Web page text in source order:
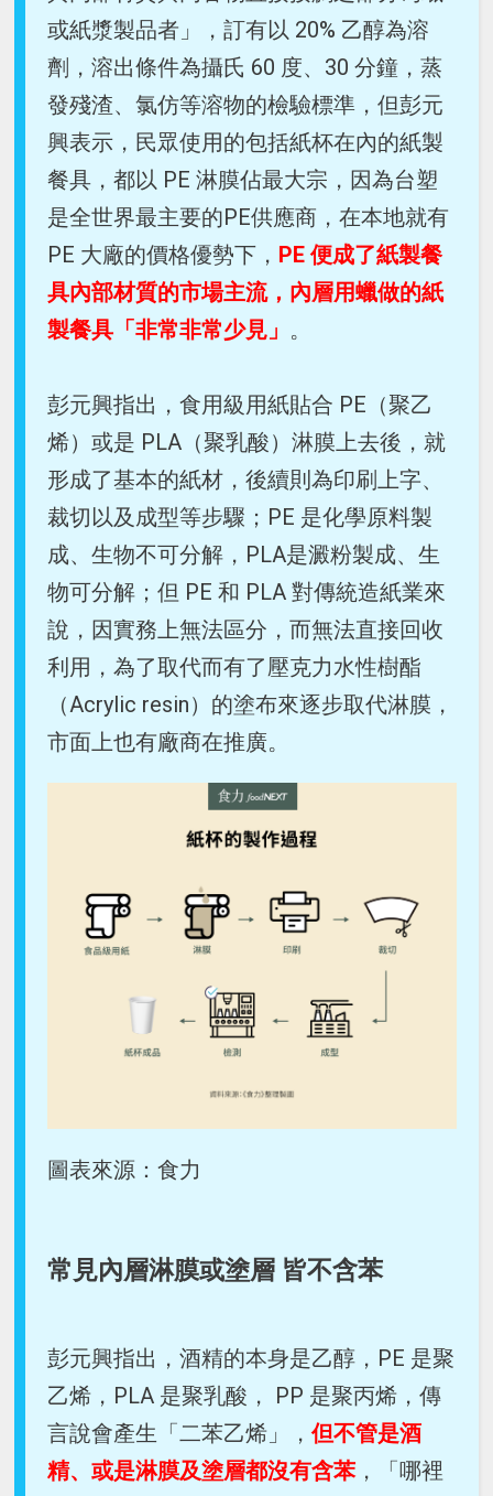
或紙漿製品者」，訂有以 20% 乙醇為溶
劑，溶出條件為攝氏 60 度、30 分鐘，蒸
發殘渣、氯仿等溶物的檢驗標準，但彭元
興表示，民眾使用的包括紙杯在內的紙製
餐具，都以 PE 淋膜佔最大宗，因為台塑
是全世界最主要的PE供應商，在本地就有
PE 大廠的價格優勢下， PE 便成了紙製餐
具內部材質的市場主流，內層用蠟做的紙
製餐具「非常非常少見」 。
彭元興指出，食用級用紙貼合 PE（聚乙
烯）或是 PLA（聚乳酸）淋膜上去後，就
形成了基本的紙材，後續則為印刷上字、
裁切以及成型等步驟；PE 是化學原料製
成、生物不可分解，PLA是澱粉製成、生
物可分解；但 PE 和 PLA 對傳統造紙業來
說，因實務上無法區分，而無法直接回收
利用，為了取代而有了壓克力水性樹酯
（Acrylic resin）的塗布來逐步取代淋膜，
市面上也有廠商在推廣。
圖表來源：食力
常見內層淋膜或塗層 皆不含苯
彭元興指出，酒精的本身是乙醇，PE 是聚
乙烯，PLA 是聚乳酸， PP 是聚丙烯，傳
言說會產生「二苯乙烯」，但不管是酒
精、或是淋膜及塗層都沒有含苯，「哪裡